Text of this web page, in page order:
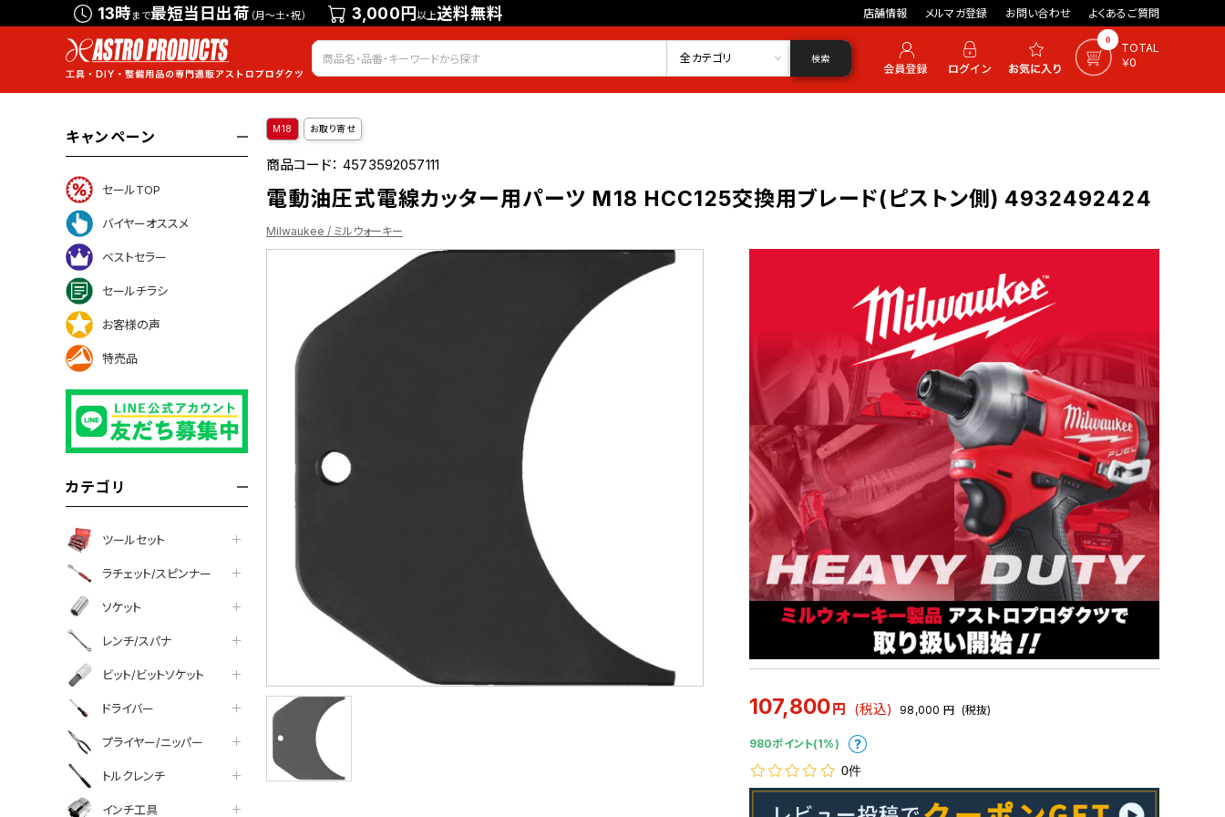
13時まで最短当日出荷 （月～土・祝） 3,000円以上送料無料 店舗情報 メルマガ登録 お問い合わせ よくあるご質問
会員登録 ログイン お気に入り 0
TOTAL
￥0
全カテゴリ 検索
キャンペーン
セールTOP
バイヤーオススメ
ベストセラー
セールチラシ
お客様の声
特売品
カテゴリ
ツールセット
ラチェット/スピンナー
ソケット
レンチ/スパナ
ビット/ビットソケット
ドライバー
プライヤー/ニッパー
トルクレンチ
インチ工具
M18 お取り寄せ
商品コード：4573592057111
電動油圧式電線カッター用パーツ M18 HCC125交換用ブレード(ピストン側) 4932492424
Milwaukee / ミルウォーキー
107,800円 (税込) 98,000 円 (税抜)
980ポイント(1%)
0件